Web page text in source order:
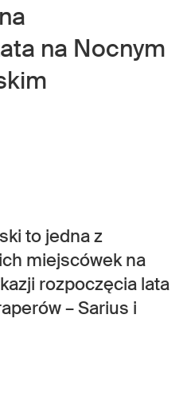
na
na Nocnym
to jedna z
miejscówek na
rozpoczęcia lata
– Sarius i